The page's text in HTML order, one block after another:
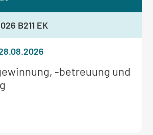
-betreuung und
B211 EK